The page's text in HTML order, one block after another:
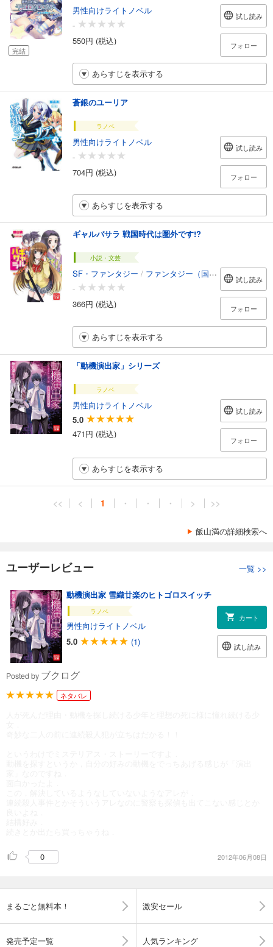
完結
男性向けライトノベル
-
550円 (税込)
試し読み
フォロー
あらすじを表示する
蒼銀のユーリア
ラノベ
男性向けライトノベル
-
704円 (税込)
試し読み
フォロー
あらすじを表示する
ギャルバサラ 戦国時代は圏外です!?
小説・文芸
SF・ファンタジー / ファンタジー（国内）
-
366円 (税込)
試し読み
フォロー
あらすじを表示する
「動機演出家」シリーズ
ラノベ
男性向けライトノベル
5.0
471円 (税込)
試し読み
フォロー
あらすじを表示する
<< < 1 ・ ・ ・ > >>
飯山満の詳細検索へ
ユーザーレビュー 一覧 >>
動機演出家 雪織廿楽のヒトゴロスイッチ
ラノベ
男性向けライトノベル
5.0
(1)
カート
試し読み
Posted by ブクログ
ネタバレ
0 2012年06月08日
まるごと無料本！ 激安セール
発売予定一覧 人気ランキング